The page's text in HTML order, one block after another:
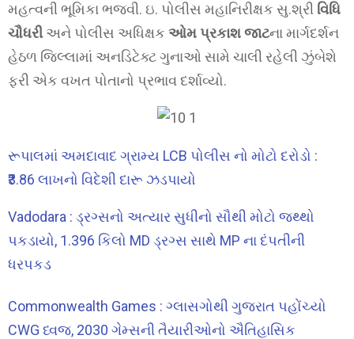
મહત્વની ભૂમિકા ભજવી. ઇ. પોલીસ મહાનિરીક્ષક સુ.શ્રી વિધિ
ચૌધરી અને પોલીસ અધિક્ષક ઓમ પ્રકાશ જાટના માર્ગદર્શન
હેઠળ જિલ્લામાં અનડિટેક્ટ ગુનાઓ સામે ચાલી રહેલી ઝુંબેશે
ફરી એક વખત પોતાનો પ્રભાવ દર્શાવ્યો.
રૂપાલમાં અમદાવાદ ગ્રામ્ય LCB પોલીસ નો મોટો દરોડો :
₹3.86 લાખનો વિદેશી દારૂ ઝડપાયો
Vadodara : ડ્રગ્સનો અત્યાર સુધીનો સૌથી મોટો જથ્થો
પકડાયો, 1.396 કિલો MD ડ્રગ્સ સાથે MP ના દંપતીની
ધરપકડ
Commonwealth Games : ગ્લાસગોથી ગુજરાત પહોંચ્યો
CWG ધ્વજ, 2030 ગેમ્સની તૈયારીઓનો ઐતિહાસિક